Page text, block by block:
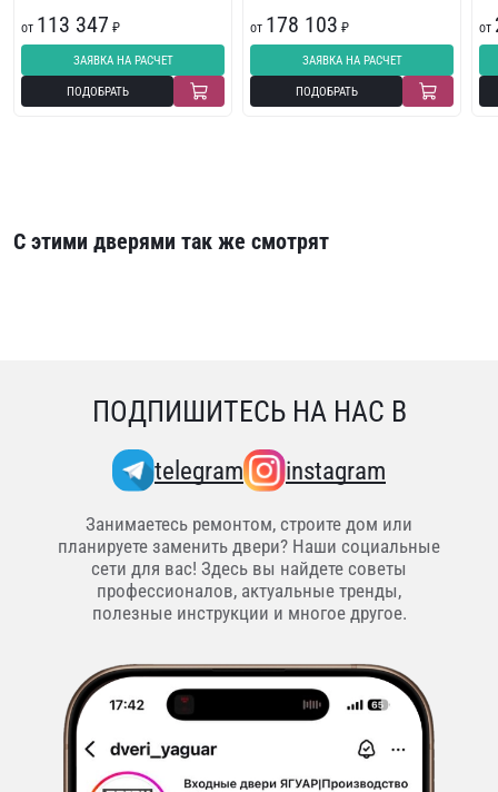
от 113 347 ₽
ЗАЯВКА НА РАСЧЕТ
ПОДОБРАТЬ
от 178 103 ₽
ЗАЯВКА НА РАСЧЕТ
ПОДОБРАТЬ
от
С этими дверями так же смотрят
ПОДПИШИТЕСЬ НА НАС В
telegram instagram
Занимаетесь ремонтом, строите дом или
планируете заменить двери? Наши социальные
сети для вас! Здесь вы найдете советы
профессионалов, актуальные тренды,
полезные инструкции и многое другое.